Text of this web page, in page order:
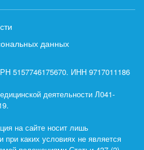
данных
5157746175670. ИНН 9717011186
деятельности Л041-
на сайте носит лишь
каких условиях не является